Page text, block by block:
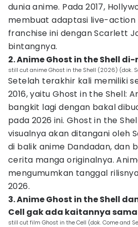
dunia anime. Pada 2017,
membuat adaptasi live-
franchise ini dengan Scarlett
bintangnya.
2. Anime Ghost in the Shell
still cut anime Ghost in the Shell (2026) (dok.
Setelah terakhir kali memiliki
2016, yaitu Ghost in the Shell:
bangkit lagi dengan bakal
pada 2026 ini. Ghost in the
visualnya akan ditangani oleh
di balik anime Dandadan, dan
cerita manga originalnya.
mengumumkan tanggal
2026.
3. Anime Ghost in the Shell
Cell gak ada kaitannya
still cut film Ghost in the Cell (dok. Come and